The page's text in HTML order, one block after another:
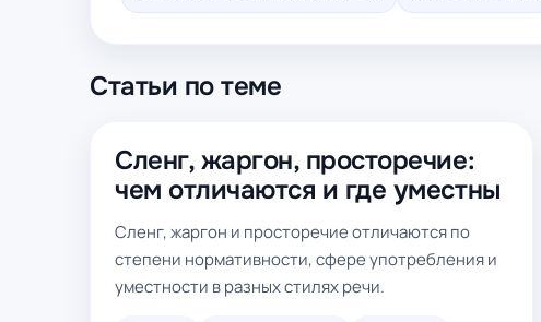
Статьи по теме
Сленг, жаргон, просторечие:
чем отличаются и где уместны
Сленг, жаргон и просторечие отличаются по
степени нормативности, сфере употребления и
уместности в разных стилях речи.